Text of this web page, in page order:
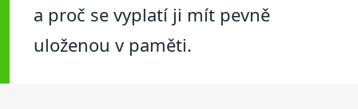
a proč se vyplatí ji mít pevně
uloženou v paměti.